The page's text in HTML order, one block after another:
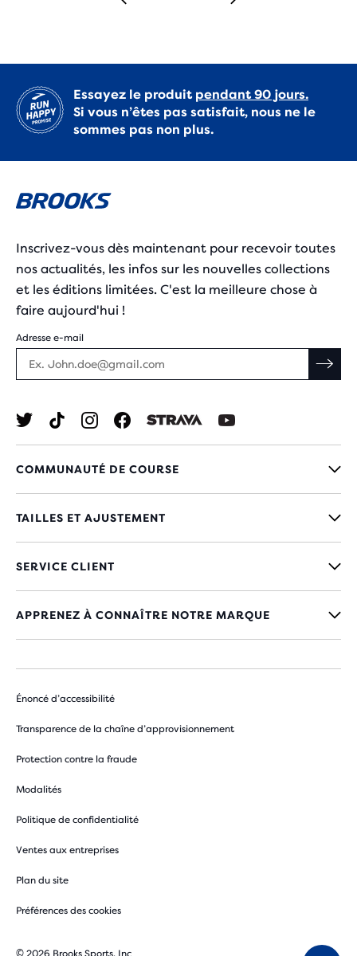
Essayez le produit pendant 90 jours.
Si vous n’êtes pas satisfait, nous ne le
sommes pas non plus.
Inscrivez-vous dès maintenant pour recevoir toutes
nos actualités, les infos sur les nouvelles collections
et les éditions limitées. C'est la meilleure chose à
faire aujourd'hui !
Adresse e-mail
COMMUNAUTÉ DE COURSE
TAILLES ET AJUSTEMENT
SERVICE CLIENT
APPRENEZ À CONNAÎTRE NOTRE MARQUE
Énoncé d’accessibilité
Transparence de la chaîne d’approvisionnement
Protection contre la fraude
Modalités
Politique de confidentialité
Ventes aux entreprises
Plan du site
Préférences des cookies
© 2026 Brooks Sports, Inc